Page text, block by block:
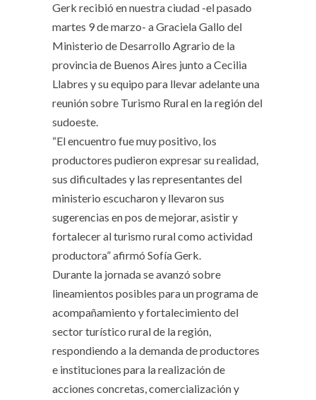
Gerk recibió en nuestra ciudad -el pasado
martes 9 de marzo- a Graciela Gallo del
Ministerio de Desarrollo Agrario de la
provincia de Buenos Aires junto a Cecilia
Llabres y su equipo para llevar adelante una
reunión sobre Turismo Rural en la región del
sudoeste.
“El encuentro fue muy positivo, los
productores pudieron expresar su realidad,
sus dificultades y las representantes del
ministerio escucharon y llevaron sus
sugerencias en pos de mejorar, asistir y
fortalecer al turismo rural como actividad
productora” afirmó Sofía Gerk.
Durante la jornada se avanzó sobre
lineamientos posibles para un programa de
acompañamiento y fortalecimiento del
sector turístico rural de la región,
respondiendo a la demanda de productores
e instituciones para la realización de
acciones concretas, comercialización y